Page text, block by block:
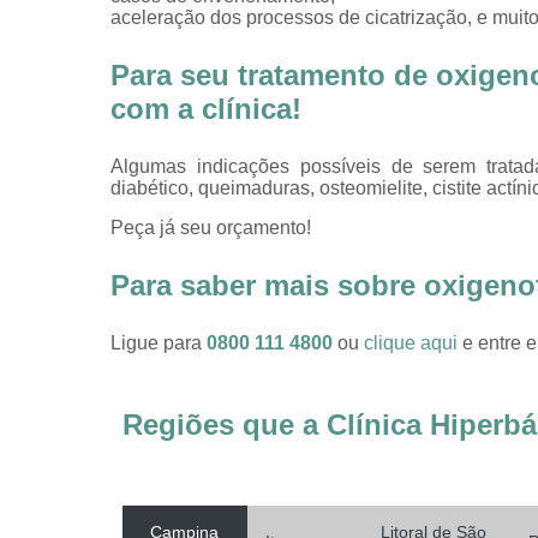
aceleração dos processos de cicatrização, e
Para seu tratamento de
com a clínica!
Algumas indicações possíveis de serem
diabético, queimaduras, osteomielite, cistite
Peça já seu orçamento!
Para saber mais sobre
Ligue para 0800 111 4800 ou clique aqui e entre
Regiões que a Clínica
Campina
Litoral de São